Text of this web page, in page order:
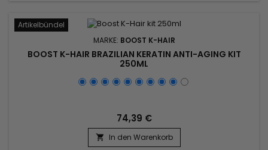
Artikelbündel
MARKE: BOOST K-HAIR
BOOST K-HAIR BRAZILIAN KERATIN ANTI-AGING KIT
250ML
74,39 €
 In den Warenkorb